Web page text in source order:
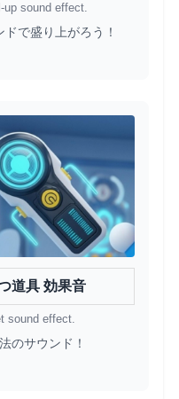
up sound effect.
で盛り上がろう！
道具 効果音
sound effect.
のサウンド！